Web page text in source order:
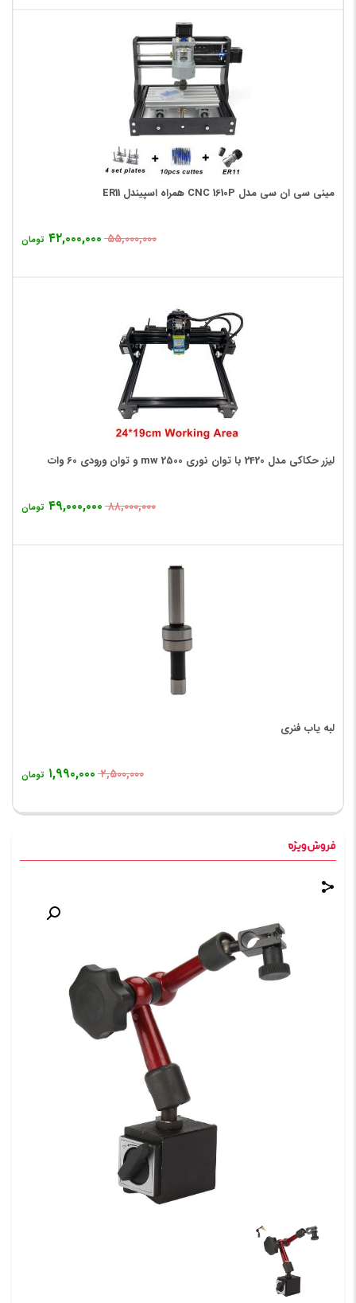
مینی سی ان سی مدل CNC 1610P همراه اسپیندل ER11
۵۵,۰۰۰,۰۰۰ ۴۲,۰۰۰,۰۰۰ تومان
لیزر حکاکی مدل 2420 با توان نوری 2500 mw و توان ورودی 60 وات
۸۸,۰۰۰,۰۰۰ ۴۹,۰۰۰,۰۰۰ تومان
لبه یاب فنری
۲,۵۰۰,۰۰۰ ۱,۹۹۰,۰۰۰ تومان